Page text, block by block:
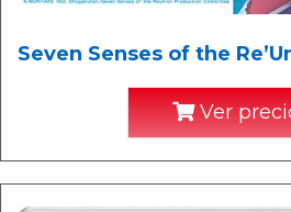
Seven Senses of the
Ver